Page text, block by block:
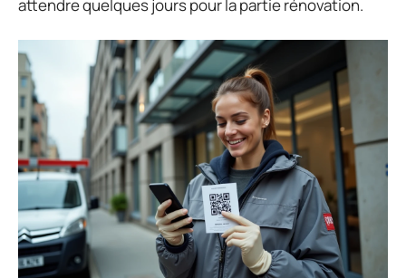
attendre quelques jours pour la partie rénovation.